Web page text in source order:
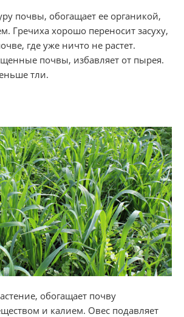
почвы, обогащает ее органикой,
Гречиха хорошо переносит засуху,
где уже ничто не растет.
почвы, избавляет от пырея.
тли.
обогащает почву
и калием. Овес подавляет